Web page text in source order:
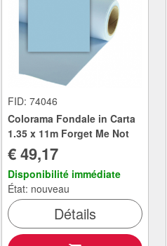
FID: 74046
Colorama Fondale in Carta
1.35 x 11m Forget Me Not
€ 49,17
Disponibilité immédiate
État: nouveau
Détails